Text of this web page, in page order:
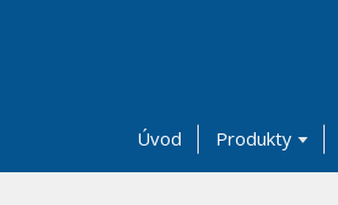
Úvod Produkty